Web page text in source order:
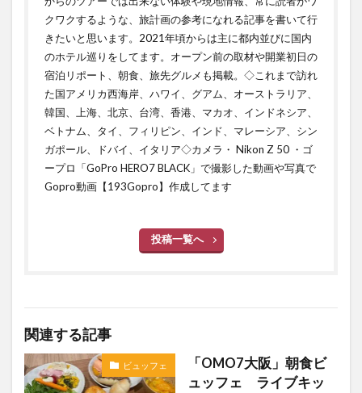
クワクするような、旅計画の参考になれる記事を書いて行
きたいと思います。2021年頃からは主に都内並びに国内
のホテル巡りをしてます。オープン前の取材や開業初日の
宿泊リポート、朝食、旅先グルメも掲載。◇これまで訪れ
た国アメリカ西海岸、ハワイ、グアム、オーストラリア、
韓国、上海、北京、台湾、香港、マカオ、インドネシア、
ベトナム、タイ、フィリピン、インド、マレーシア、シン
ガポール、ドバイ、イタリア◇カメラ・ Nikon Z 50 ・ゴ
ープロ「GoPro HERO7 BLACK」で撮影した動画や写真で
Gopro動画【193Gopro】作成してます
投稿一覧へ
関連する記事
ビュッフェ
「OMO7大阪」朝食ビ
ュッフェ ライブキッ